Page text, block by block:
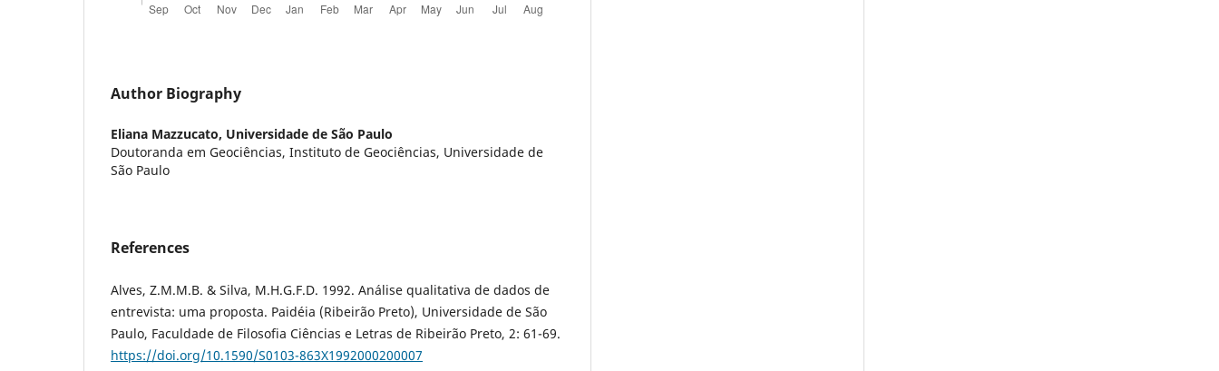
Author Biography
Eliana Mazzucato, Universidade de São Paulo
Doutoranda em Geociências, Instituto de Geociências, Universidade de
São Paulo
References
Alves, Z.M.M.B. & Silva, M.H.G.F.D. 1992. Análise qualitativa de dados de
entrevista: uma proposta. Paidéia (Ribeirão Preto), Universidade de São
Paulo, Faculdade de Filosofia Ciências e Letras de Ribeirão Preto, 2: 61-69.
https://doi.org/10.1590/S0103-863X1992000200007